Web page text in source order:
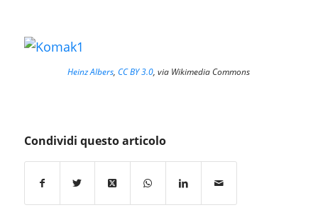
Heinz Albers,CC BY 3.0, via Wikimedia Commons
Condividi questo articolo